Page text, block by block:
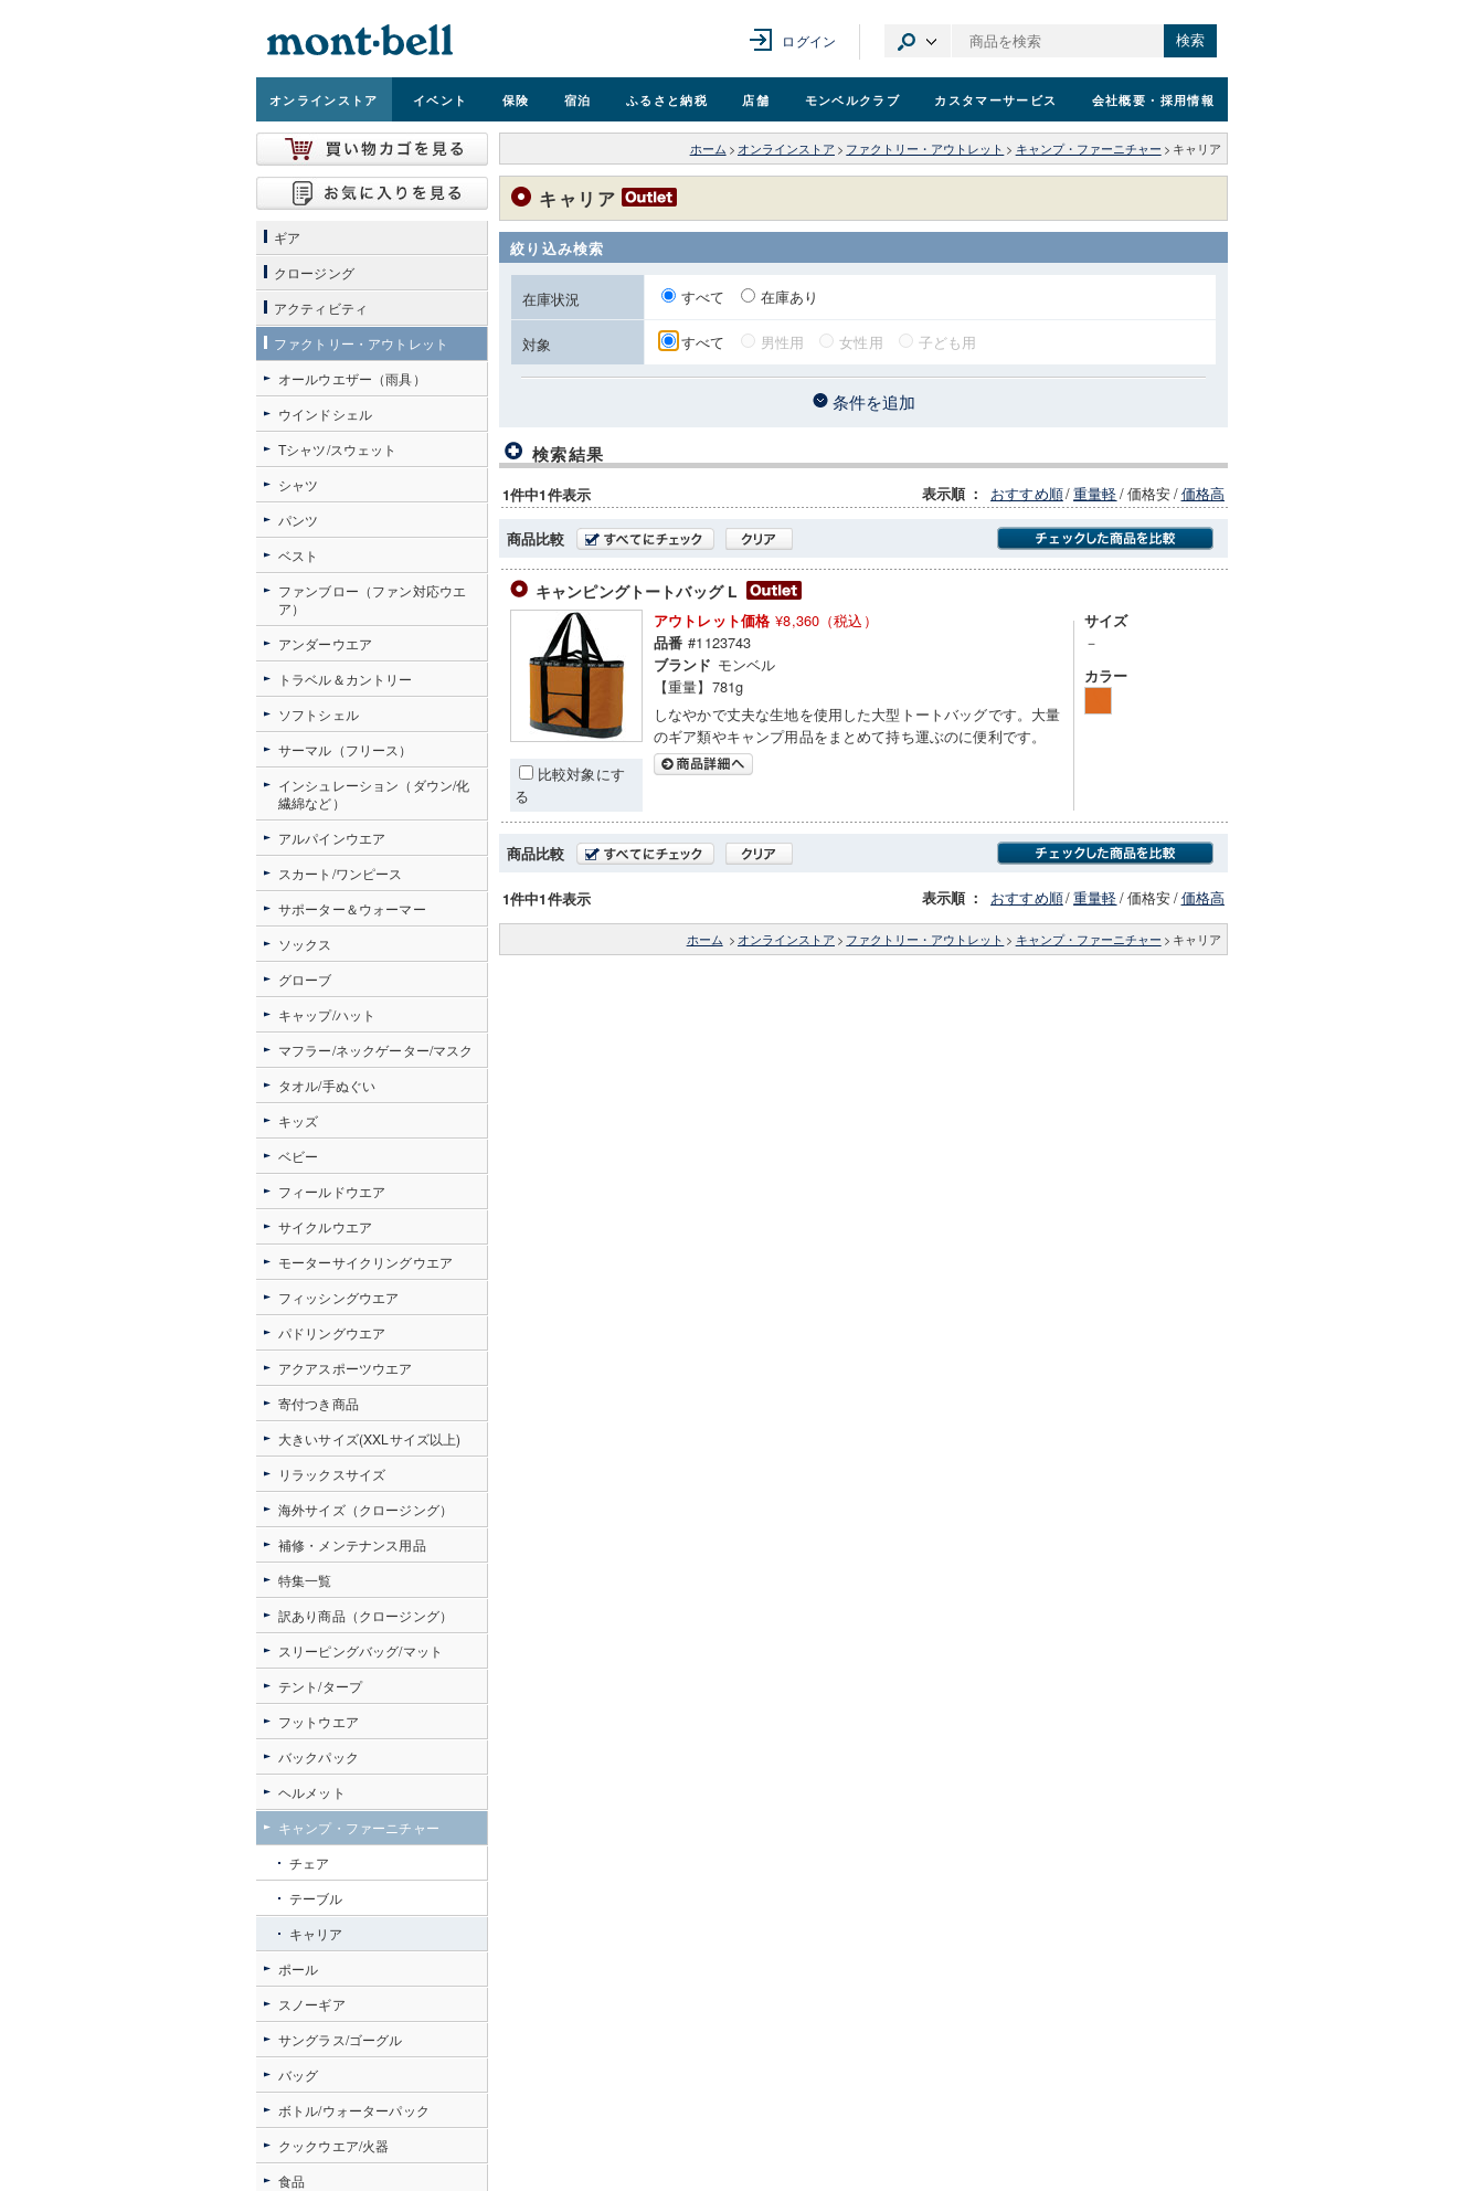
ログイン 検索
オンラインストア イベント 保険 宿泊 ふるさと納税 店舗 モンベルクラブ カスタマーサービス 会社概要 ・採用情報
ホーム > オンラインストア > ファクトリー・アウトレット > キャンプ・ファーニチャー > キャリア
キャリア
絞り込み検索
在庫状況 すべて 在庫あり
対象 すべて 男性用 女性用 子ども用
条件を追加
検索結果
1件中1件表示 表示順 ： おすすめ順/重量軽/価格安/価格高
商品比較
キャンピングトートバッグ L
比較対象にす
る
アウトレット価格 ¥8,360（税込）
品番 #1123743
ブランド モンベル
【重量】781g
しなやかで丈夫な生地を使用した大型トートバッグです。大量
のギア類やキャンプ用品をまとめて持ち運ぶのに便利です。
サイズ
－
カラー
商品比較
1件中1件表示 表示順 ： おすすめ順/重量軽/価格安/価格高
ホーム > オンラインストア > ファクトリー・アウトレット > キャンプ・ファーニチャー > キャリア
ギア
クロージング
アクティビティ
ファクトリー・アウトレット
オールウエザー（雨具）
ウインドシェル
Tシャツ/スウェット
シャツ
パンツ
ベスト
ファンブロー（ファン対応ウエ
ア）
アンダーウエア
トラベル＆カントリー
ソフトシェル
サーマル（フリース）
インシュレーション（ダウン/化
繊綿など）
アルパインウエア
スカート/ワンピース
サポーター＆ウォーマー
ソックス
グローブ
キャップ/ハット
マフラー/ネックゲーター/マスク
タオル/手ぬぐい
キッズ
ベビー
フィールドウエア
サイクルウエア
モーターサイクリングウエア
フィッシングウエア
パドリングウエア
アクアスポーツウエア
寄付つき商品
大きいサイズ(XXLサイズ以上)
リラックスサイズ
海外サイズ（クロージング）
補修・メンテナンス用品
特集一覧
訳あり商品（クロージング）
スリーピングバッグ/マット
テント/タープ
フットウエア
バックパック
ヘルメット
キャンプ・ファーニチャー
チェア
テーブル
キャリア
ポール
スノーギア
サングラス/ゴーグル
バッグ
ボトル/ウォーターパック
クックウエア/火器
食品